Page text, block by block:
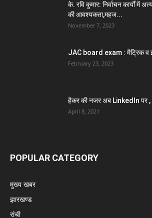
के. रवि कुमार: निर्वाचन कार्यों में
की आवश्यकता,महज...
November 7, 2023
JAC board exam : मैट्रिक व
February 23, 2023
हैकर की नजर अब LinkedIn पर ,
April 8, 2021
POPULAR CATEGORY
मुख्य खबर
झारखण्ड
रांची